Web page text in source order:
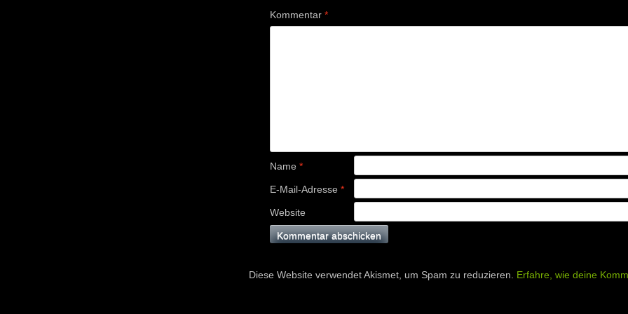
Kommentar *
Name *
E-Mail-Adresse *
Website
Diese Website verwendet Akismet, um Spam zu reduzieren. Erfahre, wie deine